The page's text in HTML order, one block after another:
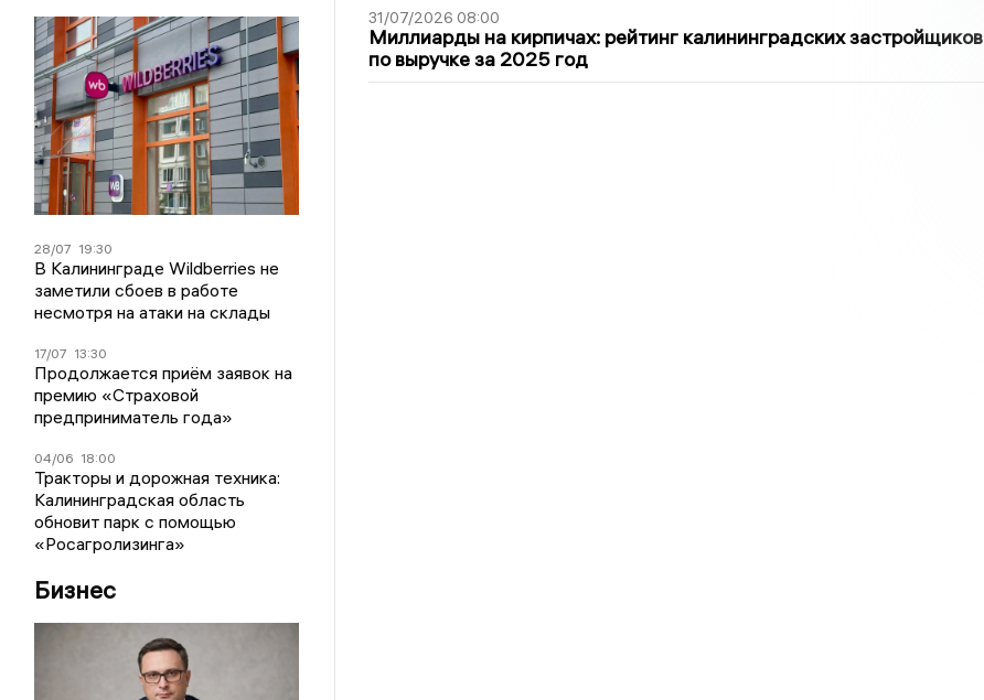
28/07 19:30
В Калининграде Wildberries не
заметили сбоев в работе
несмотря на атаки на склады
17/07 13:30
Продолжается приём заявок на
премию «Страховой
предприниматель года»
04/06 18:00
Тракторы и дорожная техника:
Калининградская область
обновит парк с помощью
«Росагролизинга»
Бизнес
31/07/2026 08:00
Миллиарды на кирпичах: рейтинг калининградских застройщиков
по выручке за 2025 год